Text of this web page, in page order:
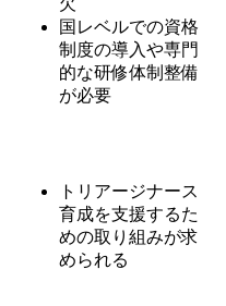
欠
国レベルでの資格
制度の導入や専門
的な研修体制整備
が必要
トリアージナース
育成を支援するた
めの取り組みが求
められる